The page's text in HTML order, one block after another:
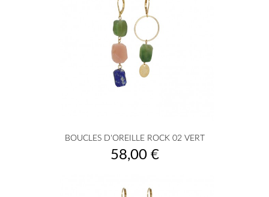
BOUCLES D'OREILLE ROCK 02 VERT
Prix
58,00 €